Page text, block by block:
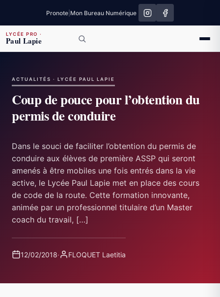
Pronote Mon Bureau Numérique
LYCÉE PRO ·
Paul Lapie
ACTUALITÉS · LYCÉE PAUL LAPIE
Coup de pouce pour l’obtention du
permis de conduire
Dans le souci de faciliter l’obtention du permis de
conduire aux élèves de première ASSP qui seront
amenés à être mobiles une fois entrés dans la vie
active, le Lycée Paul Lapie met en place des cours
de code de la route. Cette formation innovante,
animée par un professionnel titulaire d’un Master
coach du travail, […]
12/02/2018· FLOQUET Laetitia